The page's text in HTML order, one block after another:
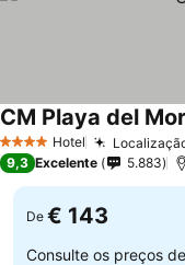
4 EstrelasHotel
CM Playa del
9,3 Excelente 5.883
De € 143
Consulte os preços de